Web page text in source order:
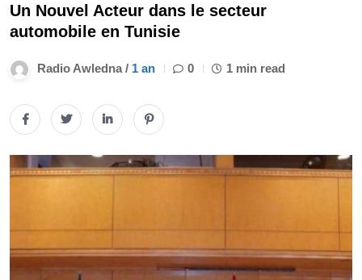
Un Nouvel Acteur dans le secteur
automobile en Tunisie
Radio Awledna / 1 an 0 1 min read